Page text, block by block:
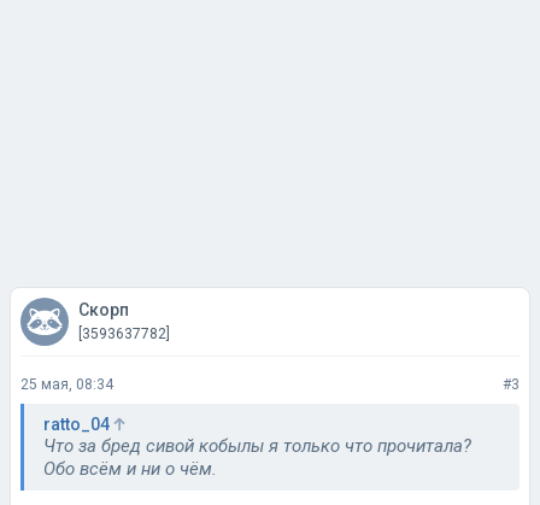
Скорп
[3593637782]
25 мая, 08:34 #3
ratto_04
Что за бред сивой кобылы я только что прочитала?
Обо всём и ни о чём.